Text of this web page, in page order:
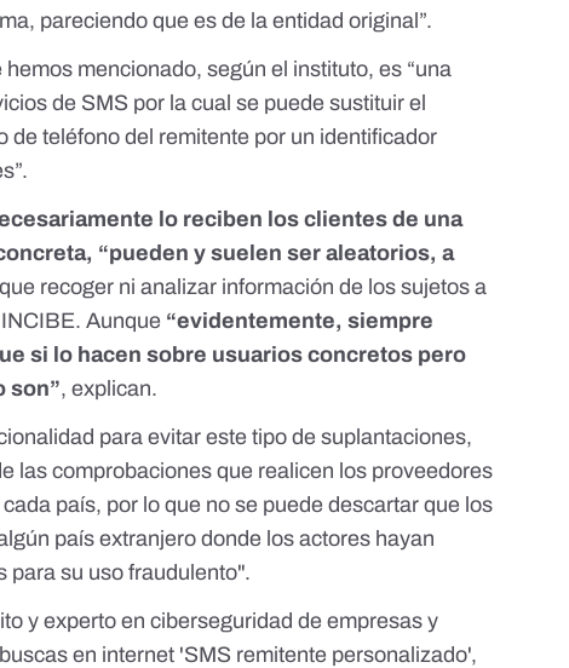
pareciendo que es de la entidad original”.
mencionado, según el instituto, es “una
de SMS por la cual se puede sustituir el
de teléfono del remitente por un identificador
lo reciben los clientes de una
“pueden y suelen ser aleatorios, a
recoger ni analizar información de los sujetos a
Aunque “evidentemente, siempre
si lo hacen sobre usuarios concretos pero
son”, explican.
para evitar este tipo de suplantaciones,
las comprobaciones que realicen los proveedores
país, por lo que no se puede descartar que los
país extranjero donde los actores hayan
para su uso fraudulento".
y experto en ciberseguridad de empresas y
en internet 'SMS remitente personalizado',